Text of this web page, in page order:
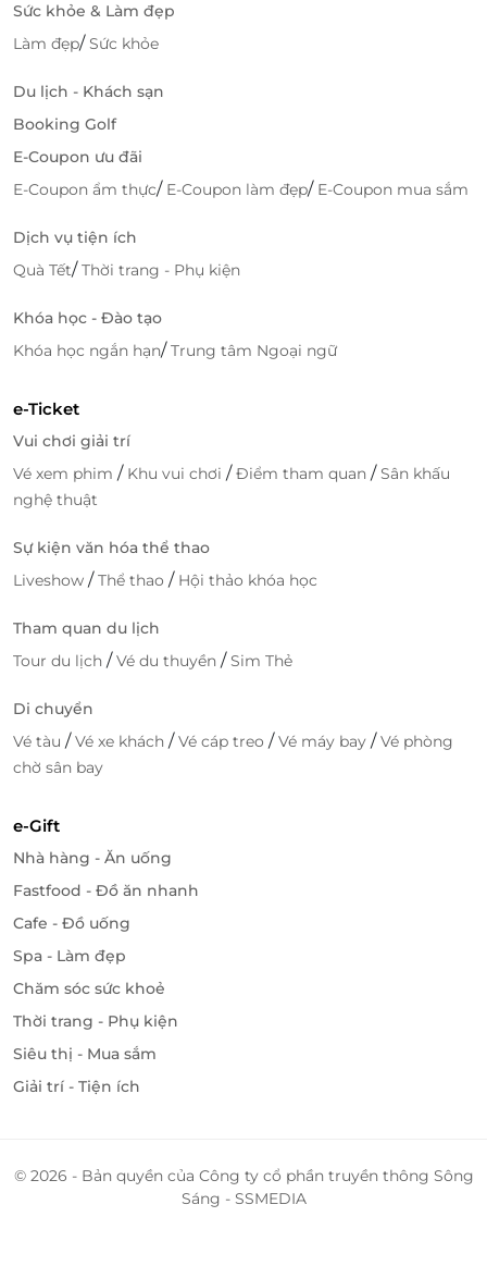
như Tôm hùm, hàu, bào ngư, bạch tuộc, sò mai, ốc
Bulot, tôm càng,…theo ngày, được chế biến theo
Các móndimsum, sushi & sashimi
Ngoài ra, tại khu phố ẩm thực Hong Kong, thực
khách có thể theo dõi quá trình chế biến món ăn
trực tiếp như Teppanyaki, gỏi, dimsum, sushi &
sashimi,... chắc chắn sẽ mang đến cho bạn trải
nghiệm mới mẻ. Kết thúc bữa tối bằng cách đắm
miệng đến từ Á - Âu đặc sắc như tiramisu, panacotta,
mousse, bánh cuốn lá dứa, 8 vị kem đa sắc màu.
Sức khỏe & Làm đẹp
Làm đẹp/Sức khỏe
Du lịch - Khách sạn
Booking Golf
E-Coupon ưu đãi
E-Coupon ẩm thực/ E-Coupon làm đẹp/ E-Coupon mua sắm
Dịch vụ tiện ích
Quà Tết/Thời trang - Phụ kiện
Khóa học - Đào tạo
Khóa học ngắn hạn/Trung tâm Ngoại ngữ
e-Ticket
Vui chơi giải trí
Vé xem phim / Khu vui chơi /Điểm tham quan /Sân khấu
nghệ thuật
Sự kiện văn hóa thể thao
Liveshow /Thể thao / Hội thảo khóa học
Tham quan du lịch
Tour du lịch /Vé du thuyền /Sim Thẻ
Di chuyển
Vé tàu /Vé xe khách /Vé cáp treo /Vé máy bay /Vé phòng
chờ sân bay
e-Gift
Nhà hàng - Ăn uống
Fastfood - Đồ ăn nhanh
Cafe - Đồ uống
Spa - Làm đẹp
Chăm sóc sức khoẻ
Thời trang - Phụ kiện
Siêu thị - Mua sắm
Giải trí - Tiện ích
© 2026 - Bản quyền của Công ty cổ phần truyền thông Sông
Sáng - SSMEDIA